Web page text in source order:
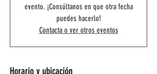
evento. ¡Consúltanos en que otra fecha
puedes hacerlo!
Contacta o ver otros eventos
Horario y ubicación